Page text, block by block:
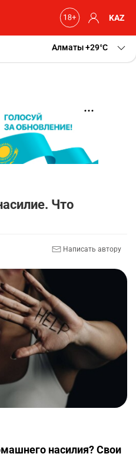
KAZ
Алматы+29 C
Что
Написать автору
насилия? Свои